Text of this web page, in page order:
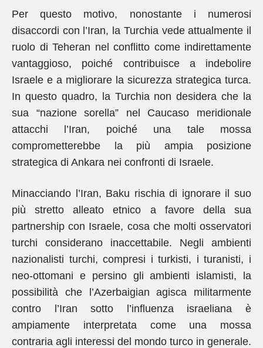
Per questo motivo, nonostante i numerosi
disaccordi con l’Iran, la Turchia vede attualmente il
ruolo di Teheran nel conflitto come indirettamente
vantaggioso, poiché contribuisce a indebolire
Israele e a migliorare la sicurezza strategica turca.
In questo quadro, la Turchia non desidera che la
sua “nazione sorella” nel Caucaso meridionale
attacchi l’Iran, poiché una tale mossa
comprometterebbe la più ampia posizione
strategica di Ankara nei confronti di Israele.
Minacciando l’Iran, Baku rischia di ignorare il suo
più stretto alleato etnico a favore della sua
partnership con Israele, cosa che molti osservatori
turchi considerano inaccettabile. Negli ambienti
nazionalisti turchi, compresi i turkisti, i turanisti, i
neo-ottomani e persino gli ambienti islamisti, la
possibilità che l’Azerbaigian agisca militarmente
contro l’Iran sotto l’influenza israeliana è
ampiamente interpretata come una mossa
contraria agli interessi del mondo turco in generale.